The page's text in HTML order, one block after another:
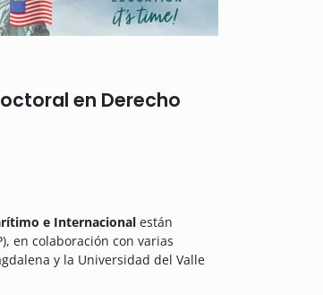
en Derecho
e Internacional están
en colaboración con varias
y la Universidad del Valle